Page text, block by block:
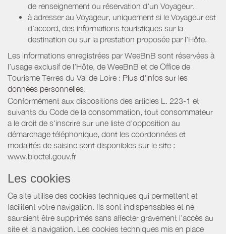
de renseignement ou réservation d'un Voyageur.
à adresser au Voyageur, uniquement si le Voyageur est
d'accord, des informations touristiques sur la
destination ou sur la prestation proposée par l'Hôte.
Les informations enregistrées par WeeBnB sont réservées à
l’usage exclusif de l’Hôte, de WeeBnB et de Office de
Tourisme Terres du Val de Loire : Plus d'infos sur les
données personnelles.
Conformément aux dispositions des articles L. 223-1 et
suivants du Code de la consommation, tout consommateur
a le droit de s'inscrire sur une liste d'opposition au
démarchage téléphonique, dont les coordonnées et
modalités de saisine sont disponibles sur le site :
www.bloctel.gouv.fr
Les cookies
Ce site utilise des cookies techniques qui permettent et
facilitent votre navigation. Ils sont indispensables et ne
sauraient être supprimés sans affecter gravement l’accès au
site et la navigation. Les cookies techniques mis en place